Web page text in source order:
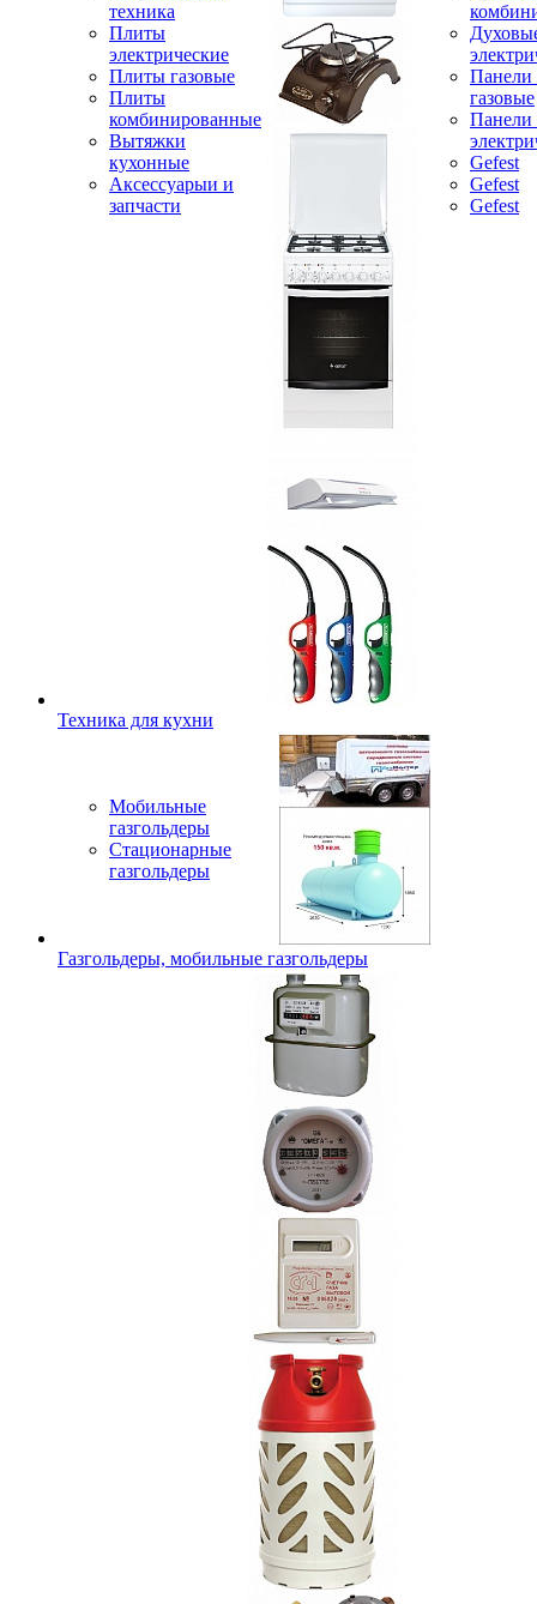
техника
Плиты
электрические
Плиты газовые
Плиты
комбинированные
Вытяжки
кухонные
Аксессуарыи и
запчасти
Панели
газовые
Панели
Gefest
Gefest
Gefest
Техника для кухни
Мобильные
газгольдеры
Стационарные
газгольдеры
Газгольдеры, мобильные газгольдеры